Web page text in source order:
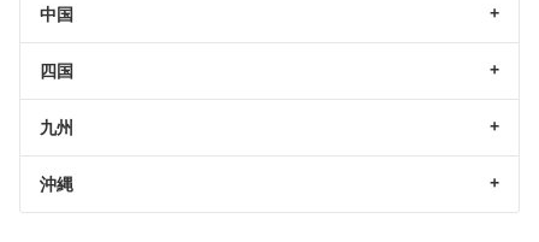
中国
四国
九州
沖縄